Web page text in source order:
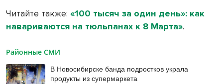
Читайте также: «100 тысяч за один день»: как
навариваются на тюльпанах к 8 Марта».
Районные СМИ
В Новосибирске банда подростков украла
продукты из супермаркета